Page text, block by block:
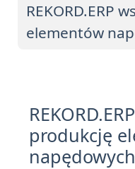
REKORD.ERP
elementów
produkcję
napędowych